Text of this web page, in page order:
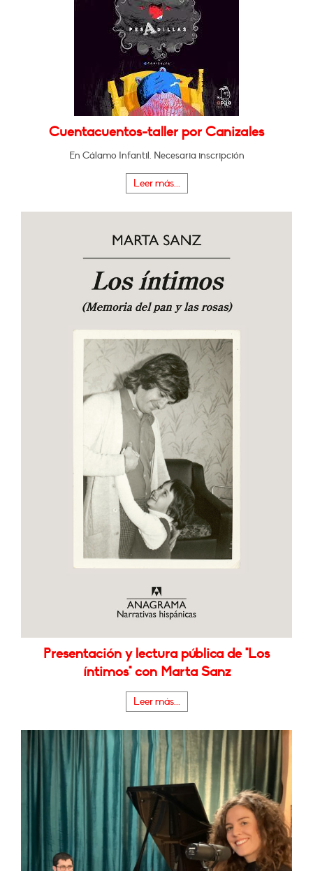
Cuentacuentos-taller por Canizales
En Cálamo Infantil. Necesaria inscripción
Leer más...
Presentación y lectura pública de "Los
íntimos" con Marta Sanz
Leer más...